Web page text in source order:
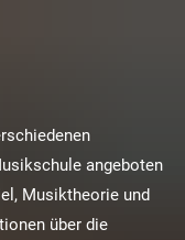
angeboten
Musiktheorie und
über die